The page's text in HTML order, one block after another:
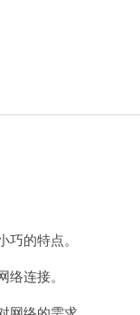
的特点。
连接。